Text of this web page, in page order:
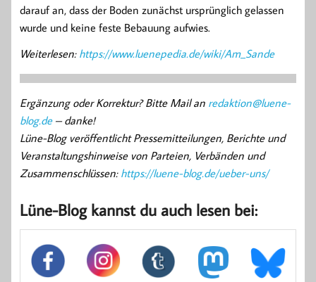
darauf an, dass der Boden zunächst ursprünglich gelassen
wurde und keine feste Bebauung aufwies.
Weiterlesen: https://www.luenepedia.de/wiki/Am_Sande
Ergänzung oder Korrektur? Bitte Mail an redaktion@luene-
blog.de– danke!
Lüne-Blog veröffentlicht Pressemitteilungen, Berichte und
Veranstaltungshinweise von Parteien, Verbänden und
Zusammenschlüssen: https://luene-blog.de/ueber-uns/
Lüne-Blog kannst du auch lesen bei: